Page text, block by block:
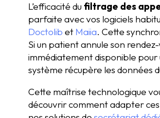
L’efficacité du filtrage des
parfaite avec vos logiciels
Doctolib et Maiia. Cette
Si un patient annule son
immédiatement disponible pour
système récupère les données
Cette maîtrise technologique
découvrir comment adapter